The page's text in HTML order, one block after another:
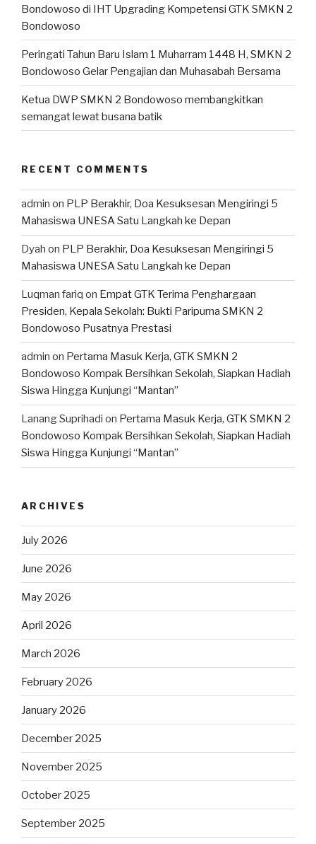
Bondowoso di IHT Upgrading Kompetensi GTK SMKN 2
Bondowoso
Peringati Tahun Baru Islam 1 Muharram 1448 H, SMKN 2
Bondowoso Gelar Pengajian dan Muhasabah Bersama
Ketua DWP SMKN 2 Bondowoso membangkitkan
semangat lewat busana batik
RECENT COMMENTS
admin on PLP Berakhir, Doa Kesuksesan Mengiringi 5
Mahasiswa UNESA Satu Langkah ke Depan
Dyah on PLP Berakhir, Doa Kesuksesan Mengiringi 5
Mahasiswa UNESA Satu Langkah ke Depan
Luqman fariq on Empat GTK Terima Penghargaan
Presiden, Kepala Sekolah: Bukti Paripurna SMKN 2
Bondowoso Pusatnya Prestasi
admin on Pertama Masuk Kerja, GTK SMKN 2
Bondowoso Kompak Bersihkan Sekolah, Siapkan Hadiah
Siswa Hingga Kunjungi “Mantan”
Lanang Suprihadi on Pertama Masuk Kerja, GTK SMKN 2
Bondowoso Kompak Bersihkan Sekolah, Siapkan Hadiah
Siswa Hingga Kunjungi “Mantan”
ARCHIVES
July 2026
June 2026
May 2026
April 2026
March 2026
February 2026
January 2026
December 2025
November 2025
October 2025
September 2025